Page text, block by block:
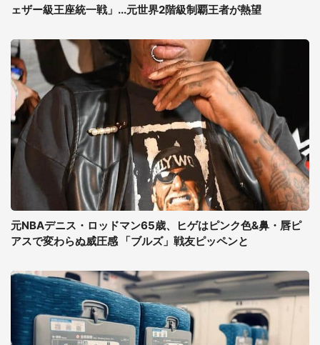
ェザー級王座統一戦」...元世界2階級制覇王者が熱望
元NBAデニス・ロッドマン65歳、ヒゲはピンク色&鼻・唇ピ
アスで変わらぬ威圧感 「ブルズ」戦友ピッペンと